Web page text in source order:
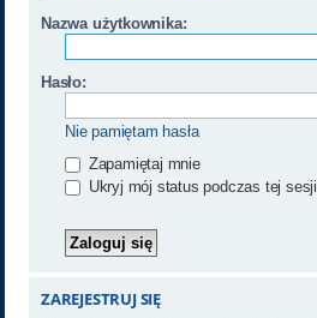
Nazwa użytkownika:
Hasło:
Nie pamiętam hasła
Zapamiętaj mnie
Ukryj mój status podczas tej sesji
ZAREJESTRUJ SIĘ